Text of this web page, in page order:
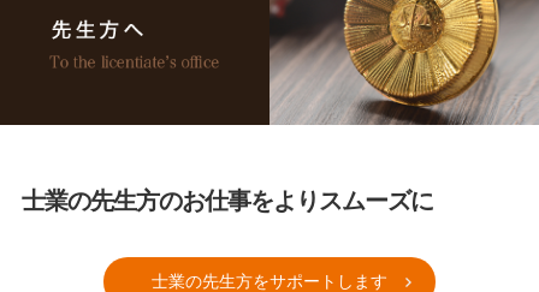
士業の先生方のお仕事をよりスムーズに
士業の先生方をサポートします